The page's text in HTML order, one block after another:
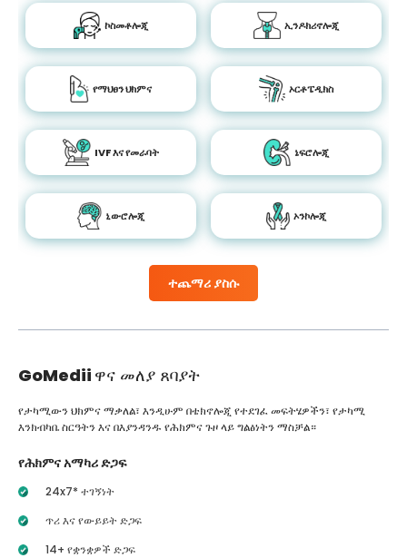
ተጨማሪ ያስሱ
ኮስመቶሎጂ ኢንዶክሪኖሎጂ
የማህፀን ህክምና ኦርቶፔዲክስ
IVF እና የመራባት ኔፍሮሎጂ
ኒውሮሎጂ ኦንኮሎጂ
GoMedii ዋና መለያ ጸባያት
የታካሚውን ህክምና ማቃለል፣ እንዲሁም በቴክኖሎጂ የተደገፈ መፍትሄዎችን፣ የታካሚ
እንክብካቤ ስርዓትን እና በእያንዳንዱ የሕክምና ጉዞ ላይ ግልፅነትን ማስቻል።
የሕክምና አማካሪ ድጋፍ
24x7* ተገኝነት
ጥሪ እና የውይይት ድጋፍ
14+ የቋንቋዎች ድጋፍ